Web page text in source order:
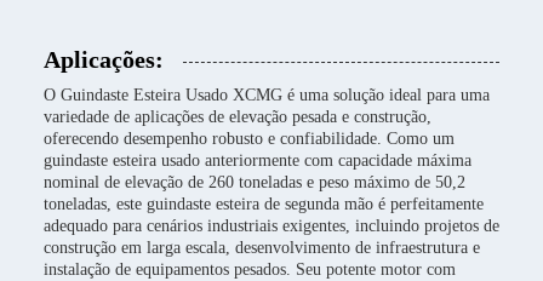
Aplicações:
O Guindaste Esteira Usado XCMG é uma solução ideal para uma
variedade de aplicações de elevação pesada e construção,
oferecendo desempenho robusto e confiabilidade. Como um
guindaste esteira usado anteriormente com capacidade máxima
nominal de elevação de 260 toneladas e peso máximo de 50,2
toneladas, este guindaste esteira de segunda mão é perfeitamente
adequado para cenários industriais exigentes, incluindo projetos de
construção em larga escala, desenvolvimento de infraestrutura e
instalação de equipamentos pesados. Seu potente motor com